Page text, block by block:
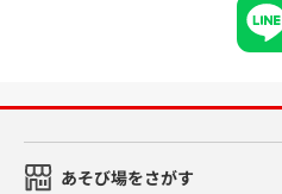
あそび場をさがす